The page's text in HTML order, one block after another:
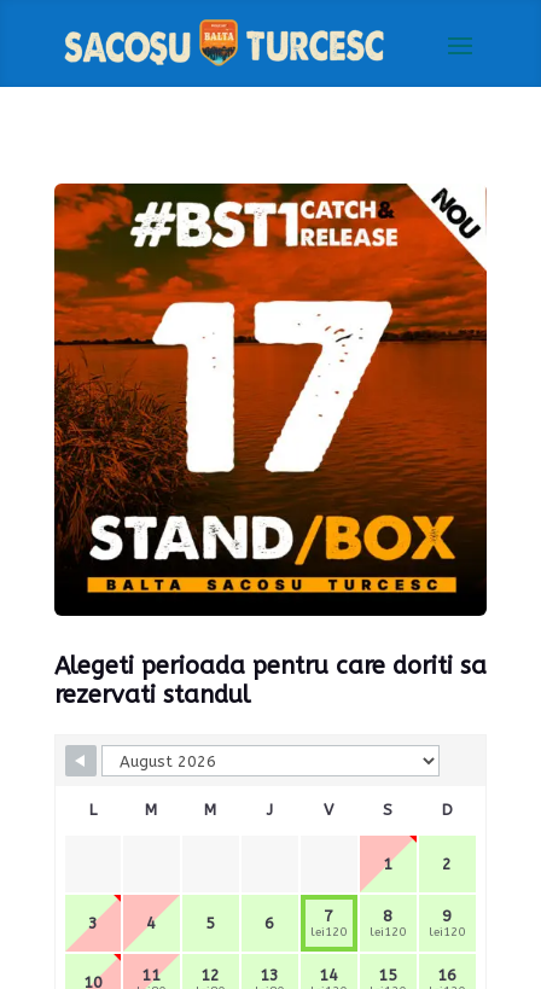
Alegeti perioada pentru care doriti sa
rezervati standul
Skip Booking Form
L M M J V S D
1 2
3 4 5 6 7
lei120
8
lei120
9
lei120
10 11 12 13 14 15 16